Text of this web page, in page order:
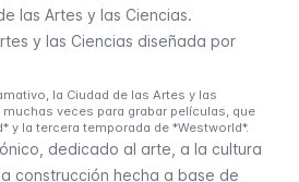
las Artes y las Ciencias.
la Ciudad de las Artes y las
veces para grabar películas, que
y la tercera temporada de *Westworld*.
dedicado al arte, a la cultura
construcción hecha a base de